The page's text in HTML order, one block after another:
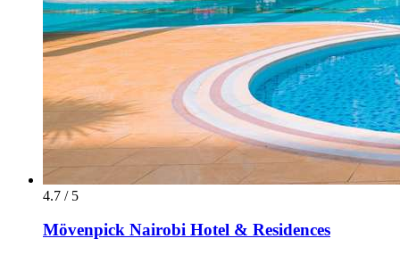
4.7 / 5
Mövenpick Nairobi Hotel & Residences